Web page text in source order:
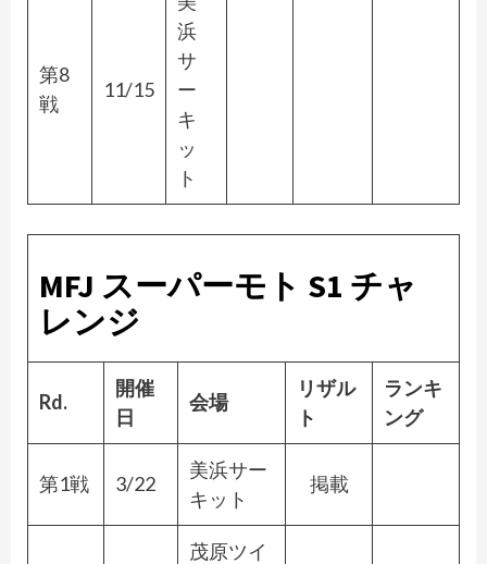
第8
戦
11/15
浜
サ
ー
キ
ッ
ト
MFJ スーパーモト S1 チャ
レンジ
Rd.
開催
日
会場
リザル
ト
ランキ
ング
第1戦 3/22
美浜サー
キット
掲載
茂原ツイ